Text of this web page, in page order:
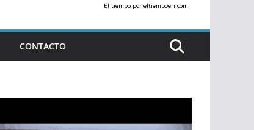
El tiempo por eltiempoen.com
CONTACTO